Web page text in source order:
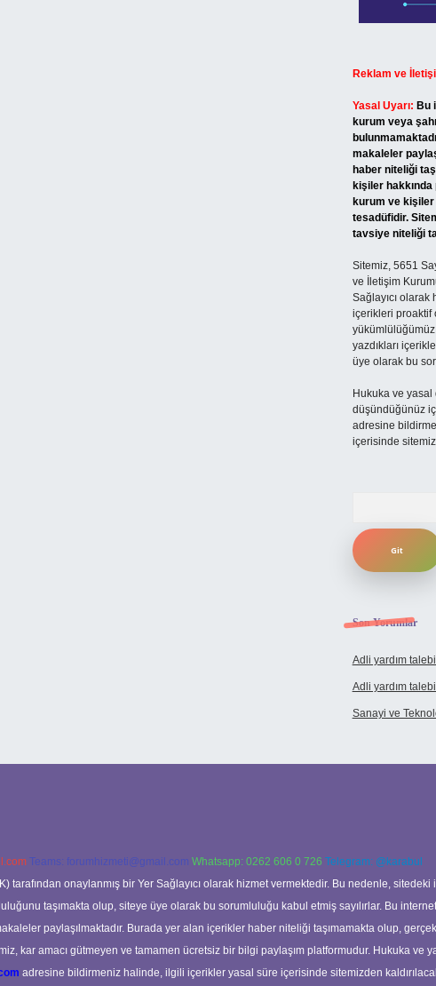
Reklam ve
Yasal Uyarı: Bu
kurum veya
makaleler
haber niteliği
kişiler hakkında
kurum ve
tesadüfidir.
tavsiye niteliği
Sitemiz, 5651
ve İletişim
Sağlayıcı
içerikleri proaktif
yazdıkları
üye olarak bu
Hukuka ve yasal
düşündüğünüz
adresine
içerisinde
Son Yorumlar
Adli yardım
Adli yardım
Sanayi ve
Teams: forumhizmeti@gmail.com Whatsapp: 0262 606 0 726 Telegram: @karabul
tarafından onaylanmış bir Yer Sağlayıcı olarak hizmet vermektedir. Bu nedenle,
taşımakta olup, siteye üye olarak bu sorumluluğu kabul etmiş sayılırlar. Bu
paylaşılmaktadır. Burada yer alan içerikler haber niteliği taşımamakta olup,
kar amacı gütmeyen ve tamamen ücretsiz bir bilgi paylaşım platformudur. Hukuka ve
adresine bildirmeniz halinde, ilgili içerikler yasal süre içerisinde sitemizden